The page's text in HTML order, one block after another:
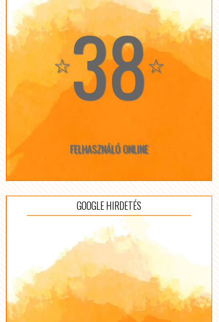
☆38☆
FELHASZNÁLÓ ONLINE
GOOGLE HIRDETÉS